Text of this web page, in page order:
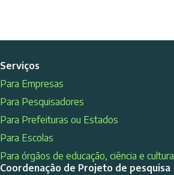
Serviços
Para Empresas
Para Pesquisadores
Para Prefeituras ou Estados
Para Escolas
Para órgãos de educação, ciência e cultura
Coordenação de Projeto de pesquisa